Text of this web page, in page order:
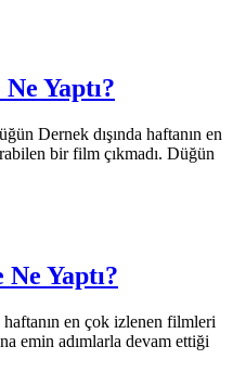
Yaptı?
Dernek dışında haftanın en
bir film çıkmadı. Düğün
Ne Yaptı?
haftanın en çok izlenen filmleri
emin adımlarla devam ettiği